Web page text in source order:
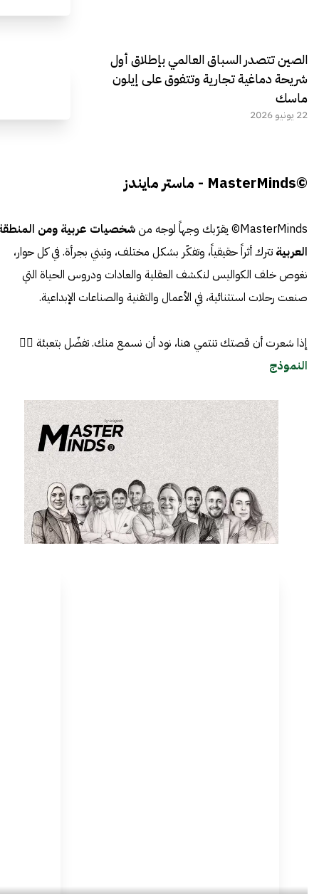
الصين تتصدر السباق العالمي بإطلاق أول
شريحة دماغية تجارية وتتفوق على إيلون
ماسك
22 يونيو 2026
©MasterMinds - ماستر مايندز
MasterMinds© يقرّبك وجهاً لوجه من
شخصيات عربية ومن
العربية تترك أثراً حقيقياً، وتفكّر بشكل مختلف، وتبني بجرأة. في كل حوار،
نغوص خلف الكواليس لنكشف العقلية والعادات ودروس الحياة التي
صنعت رحلات استثنائية، في الأعمال والتقنية والصناعات الإبداعية.
إذا شعرت أن قصتك تنتمي هنا، نود أن نسمع منك. تفضّل بتعبئة 👈🏼
النموذج